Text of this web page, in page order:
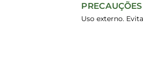
PRECAUÇÕES
Uso externo.